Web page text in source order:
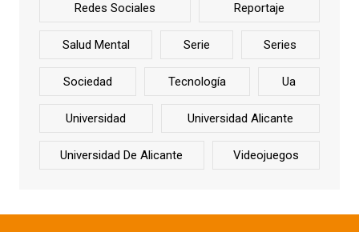
Redes Sociales Reportaje
Salud Mental Serie Series
Sociedad Tecnología Ua
Universidad Universidad Alicante
Universidad De Alicante Videojuegos